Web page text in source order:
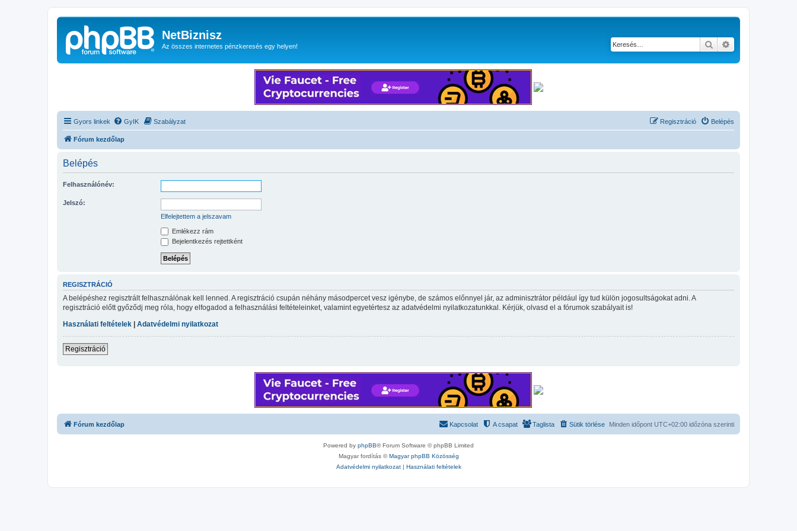
NetBiznisz
Az összes internetes pénzkeresés egy helyen! Keresés
Gyors linkek GyIK Szabályzat Belépés
Regisztráció
Fórum kezdőlap
Belépés
Felhasználónév:
Jelszó:
Elfelejtettem a jelszavam
Emlékezz rám
Bejelentkezés rejtettként
REGISZTRÁCIÓ
A belépéshez regisztrált felhasználónak kell lenned. A regisztráció csupán néhány másodpercet vesz igénybe, de számos előnnyel jár, az adminisztrátor például így tud külön jogosultságokat adni. A
regisztráció előtt győződj meg róla, hogy elfogadod a felhasználási feltételeinket, valamint egyetértesz az adatvédelmi nyilatkozatunkkal. Kérjük, olvasd el a fórumok szabályait is!
Használati feltételek
Adatvédelmi nyilatkozat
Regisztráció
Fórum kezdőlap Minden időpont UTC+02:00 időzóna szerinti
Sütik törlése
Taglista
A csapat
Kapcsolat
Powered by phpBB® Forum Software © phpBB Limited
Magyar fordítás ©Magyar phpBB Közösség
Adatvédelmi nyilatkozat| Használati feltételek